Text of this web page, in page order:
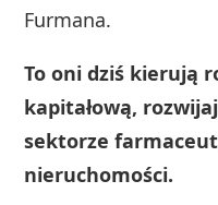
Furmana.
To oni dziś kierują
kapitałową,
sektorze
nieruchomości.